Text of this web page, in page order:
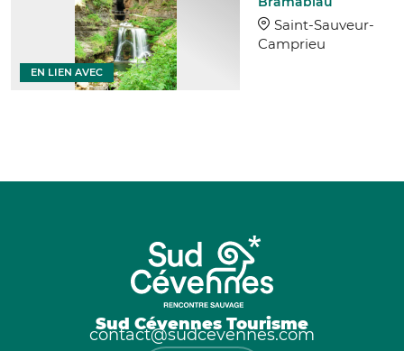
Saint-Sauveur-
Camprieu
EN LIEN AVEC
Sud Cévennes Tourisme
contact@sudcevennes.com